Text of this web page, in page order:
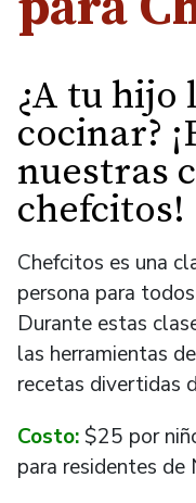
¿A tu hijo
cocinar?
nuestras
chefcitos!
Chefcitos es una
persona para
Durante estas
las herramientas
recetas divertidas
Costo:$25 por
para residentes